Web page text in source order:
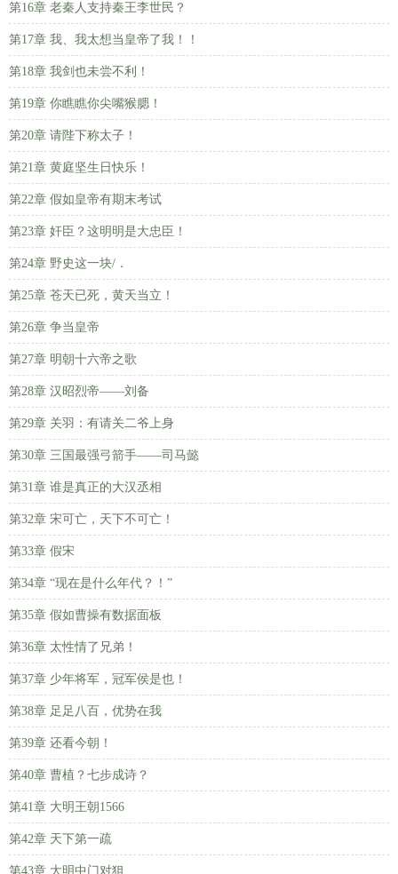
第16章 老秦人支持秦王李世民？
第17章 我、我太想当皇帝了我！！
第18章 我剑也未尝不利！
第19章 你瞧瞧你尖嘴猴腮！
第20章 请陛下称太子！
第21章 黄庭坚生日快乐！
第22章 假如皇帝有期末考试
第23章 奸臣？这明明是大忠臣！
第24章 野史这一块/．
第25章 苍天已死，黄天当立！
第26章 争当皇帝
第27章 明朝十六帝之歌
第28章 汉昭烈帝——刘备
第29章 关羽：有请关二爷上身
第30章 三国最强弓箭手——司马懿
第31章 谁是真正的大汉丞相
第32章 宋可亡，天下不可亡！
第33章 假宋
第34章 “现在是什么年代？！”
第35章 假如曹操有数据面板
第36章 太性情了兄弟！
第37章 少年将军，冠军侯是也！
第38章 足足八百，优势在我
第39章 还看今朝！
第40章 曹植？七步成诗？
第41章 大明王朝1566
第42章 天下第一疏
第43章 大明中门对狙